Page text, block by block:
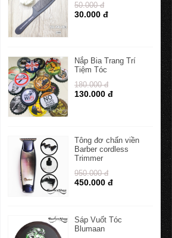
50.000 đ
30.000 đ
Nắp Bia Trang Trí
Tiệm Tóc
180.000 đ
130.000 đ
Tông đơ chấn viền
Barber cordless
Trimmer
950.000 đ
450.000 đ
Sáp Vuốt Tóc
Blumaan